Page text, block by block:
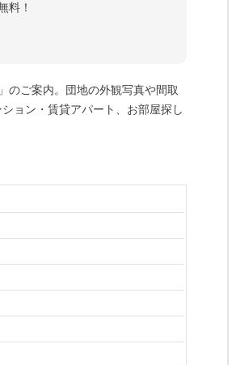
料！
のご案内。団地の外観写真や間取
ョン・賃貸アパート、お部屋探し